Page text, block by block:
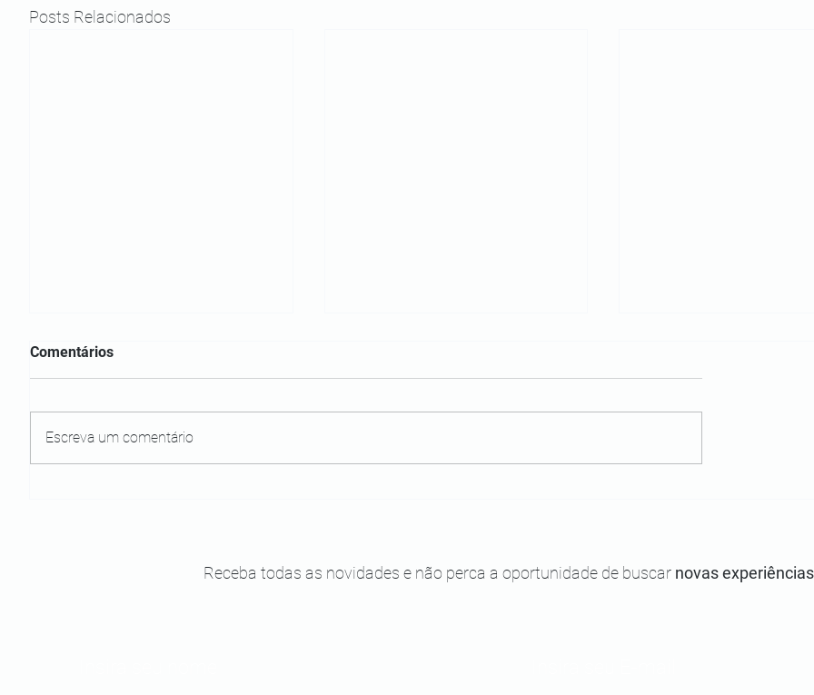
Posts Relacionados
Comentários
Escreva um comentário
Receba todas as novidades e não perca a oportunidade de buscar novas experiências